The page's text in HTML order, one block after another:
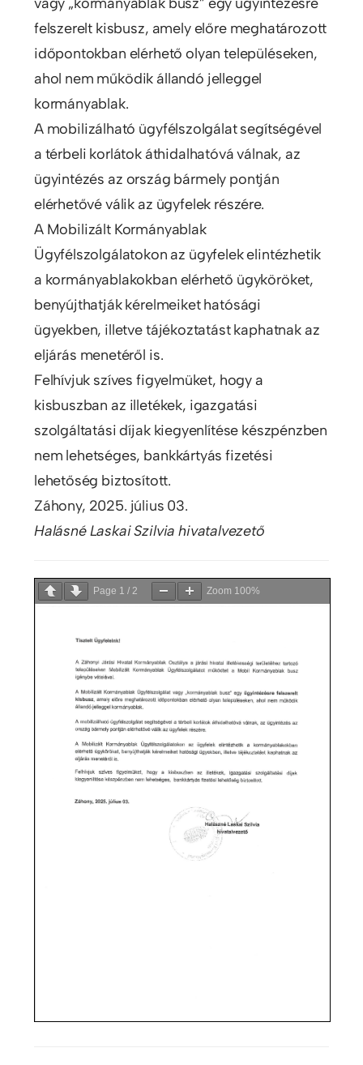
felszerelt kisbusz, amely előre meghatározott
időpontokban elérhető olyan településeken,
ahol nem működik állandó jelleggel
kormányablak.
A mobilizálható ügyfélszolgálat segítségével
a térbeli korlátok áthidalhatóvá válnak, az
ügyintézés az ország bármely pontján
elérhetővé válik az ügyfelek részére.
A Mobilizált Kormányablak
Ügyfélszolgálatokon az ügyfelek elintézhetik
a kormányablakokban elérhető ügyköröket,
benyújthatják kérelmeiket hatósági
ügyekben, illetve tájékoztatást kaphatnak az
eljárás menetéről is.
Felhívjuk szíves figyelmüket, hogy a
kisbuszban az illetékek, igazgatási
szolgáltatási díjak kiegyenlítése készpénzben
nem lehetséges, bankkártyás fizetési
lehetőség biztosított.
Záhony, 2025. július 03.
Halásné Laskai Szilvia hivatalvezető
Page 1 / 2 Zoom 100%